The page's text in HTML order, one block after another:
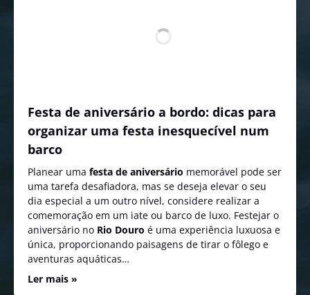
Festa de aniversário a bordo: dicas para
organizar uma festa inesquecível num
barco
Planear uma festa de aniversário memorável pode ser
uma tarefa desafiadora, mas se deseja elevar o seu
dia especial a um outro nível, considere realizar a
comemoração em um iate ou barco de luxo. Festejar o
aniversário no Rio Douro é uma experiência luxuosa e
única, proporcionando paisagens de tirar o fôlego e
aventuras aquáticas…
Ler mais »